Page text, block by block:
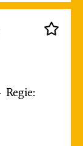
Regie: